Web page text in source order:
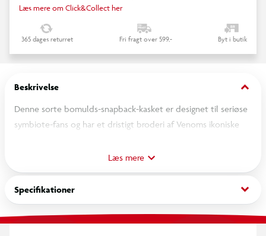
Læs mere om Click&Collect her
365 dages returret Fri fragt over 599,- Byt i butik
Beskrivelse keyboard_arrow_down
Denne sorte bomulds-snapback-kasket er designet til seriøse
symbiote-fans og har et dristigt broderi af Venoms ikoniske
et skarpt Venom-logo på sidepanelet. Den er åben og
justerbar og er det ultimative effektfulde stykke tøj til
streetwear-edits, convention-fits eller fandom-kollektioner.
Spider-Mans symbiote-saga og Venoms uafhængige
berømmelse gør dette officielt licenserede Marvel-
Læs mere
Specifikationer keyboard_arrow_down